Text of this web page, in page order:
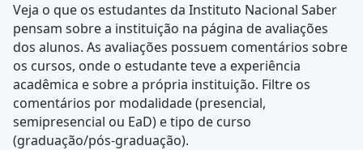
Veja o que os estudantes da Instituto Nacional Saber
pensam sobre a instituição na página deavaliações
dos alunos. As avaliações possuem comentários sobre
os cursos, onde o estudante teve a experiência
acadêmica e sobre a própria instituição. Filtre os
comentários por modalidade (presencial,
semipresencial ou EaD) e tipo de curso
(graduação/pós-graduação).